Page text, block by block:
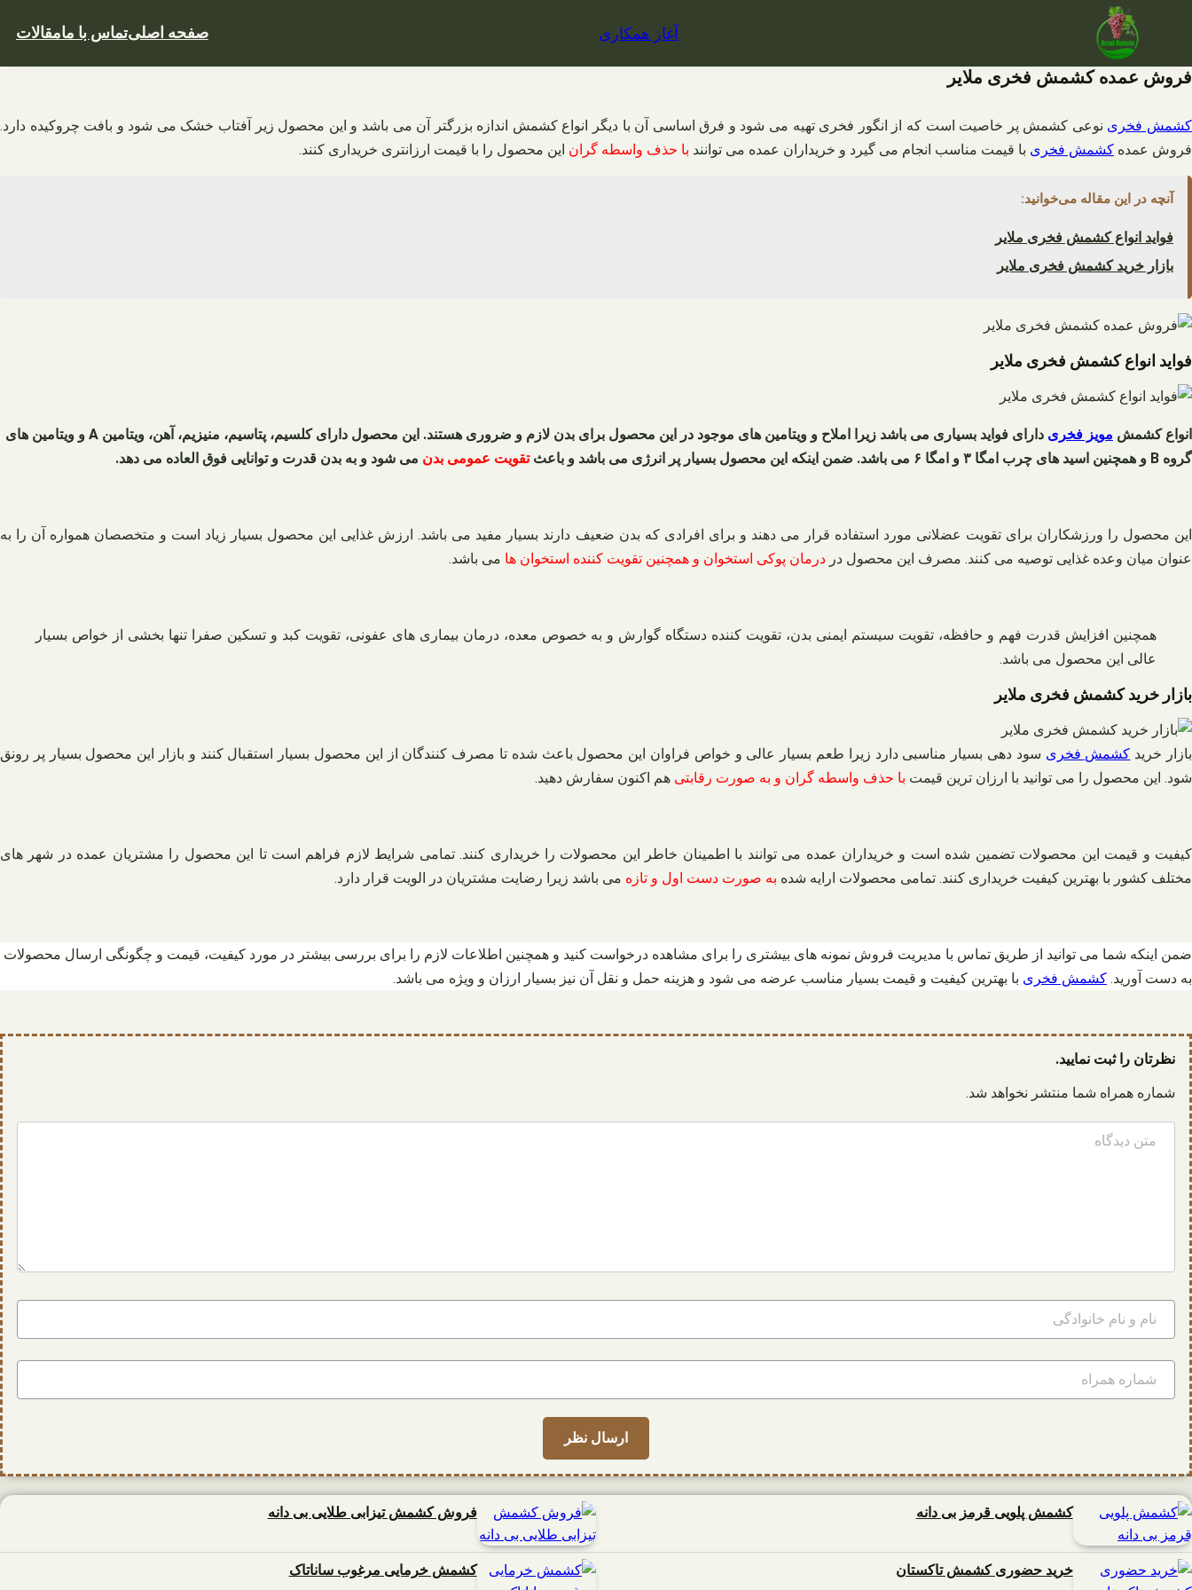
آغاز همکاری صفحه اصلیتماس با مامقالات
فروش عمده کشمش فخری ملایر
کشمش فخری نوعی کشمش پر خاصیت است که از انگور فخری تهیه می شود و فرق اساسی آن با دیگر انواع کشمش اندازه بزرگتر آن می باشد و این محصول زیر آفتاب خشک می شود و بافت چروکیده دارد.
فروش عمده کشمش فخری با قیمت مناسب انجام می گیرد و خریداران عمده می توانند با حذف واسطه گران این محصول را با قیمت ارزانتری خریداری کنند.
آنچه در این مقاله می‌خوانید:
فواید انواع کشمش فخری ملایر
بازار خرید کشمش فخری ملایر
فواید انواع کشمش فخری ملایر
انواع کشمش مویز فخری
دارای فواید بسیاری می باشد زیرا املاح و ویتامین های موجود در این محصول برای بدن لازم و ضروری هستند. این محصول دارای کلسیم، پتاسیم، منیزیم، آهن، ویتامین A و ویتامین های
گروه B و همچنین اسید های چرب امگا ۳ و امگا ۶ می باشد. ضمن اینکه این محصول بسیار پر انرژی می باشد و باعث
تقویت عمومی بدن می شود و به بدن قدرت و توانایی فوق العاده می دهد.
این محصول را ورزشکاران برای تقویت عضلانی مورد استفاده قرار می دهند و برای افرادی که بدن ضعیف دارند بسیار مفید می باشد. ارزش غذایی این محصول بسیار زیاد است و متخصصان همواره آن را به
عنوان میان وعده غذایی توصیه می کنند. مصرف این محصول در درمان پوکی استخوان و همچنین تقویت کننده استخوان ها می باشد.
همچنین افزایش قدرت فهم و حافظه، تقویت سیستم ایمنی بدن، تقویت کننده دستگاه گوارش و به خصوص معده، درمان بیماری های عفونی، تقویت کبد و تسکین صفرا تنها بخشی از خواص بسیار
عالی این محصول می باشد.
بازار خرید کشمش فخری ملایر
بازار خرید کشمش فخری سود دهی بسیار مناسبی دارد زیرا طعم بسیار عالی و خواص فراوان این محصول باعث شده تا مصرف کنندگان از این محصول بسیار استقبال کنند و بازار این محصول بسیار پر رونق
شود. این محصول را می توانید با ارزان ترین قیمت با حذف واسطه گران و به صورت رقابتی هم اکنون سفارش دهید.
کیفیت و قیمت این محصولات تضمین شده است و خریداران عمده می توانند با اطمینان خاطر این محصولات را خریداری کنند. تمامی شرایط لازم فراهم است تا این محصول را مشتریان عمده در شهر های
مختلف کشور با بهترین کیفیت خریداری کنند. تمامی محصولات ارایه شده به صورت دست اول و تازه می باشد زیرا رضایت مشتریان در الویت قرار دارد.
ضمن اینکه شما می توانید از طریق تماس با مدیریت فروش نمونه های بیشتری را برای مشاهده درخواست کنید و همچنین اطلاعات لازم را برای بررسی بیشتر در مورد کیفیت، قیمت و چگونگی ارسال محصولات
به دست آورید. کشمش فخری با بهترین کیفیت و قیمت بسیار مناسب عرضه می شود و هزینه حمل و نقل آن نیز بسیار ارزان و ویژه می باشد.
نظرتان را ثبت نمایید.
شماره همراه شما منتشر نخواهد شد.
کشمش پلویی قرمز بی دانه فروش کشمش تیزابی طلایی بی دانه
خرید حضوری کشمش تاکستان کشمش خرمایی مرغوب ساناتاک